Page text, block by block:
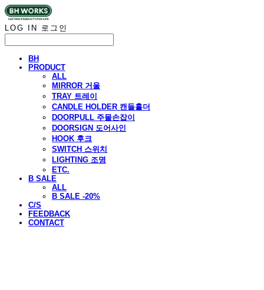
LOG IN 로그인
BH
PRODUCT
ALL
MIRROR 거울
TRAY 트레이
CANDLE HOLDER 캔들홀더
DOORPULL 주물손잡이
DOORSIGN 도어사인
HOOK 후크
SWITCH 스위치
LIGHTING 조명
ETC.
B SALE
ALL
B SALE -20%
C/S
FEEDBACK
CONTACT